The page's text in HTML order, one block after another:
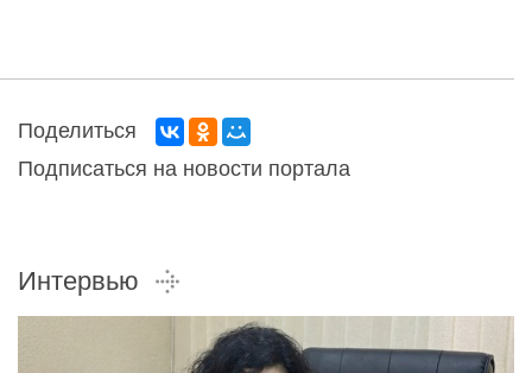
Поделиться
Подписаться на новости портала
Интервью